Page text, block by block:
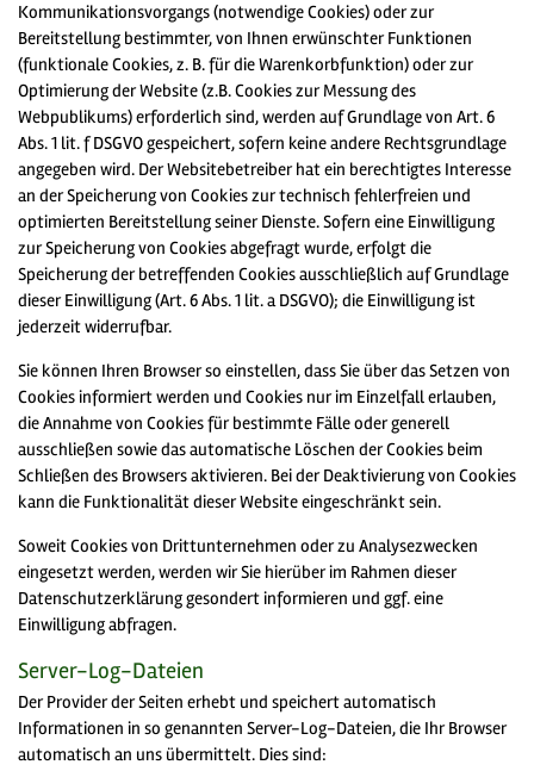
Kommunikationsvorgangs (notwendige Cookies) oder zur
Bereitstellung bestimmter, von Ihnen erwünschter Funktionen
(funktionale Cookies, z. B. für die Warenkorbfunktion) oder zur
Optimierung der Website (z.B. Cookies zur Messung des
Webpublikums) erforderlich sind, werden auf Grundlage von Art. 6
Abs. 1 lit. f DSGVO gespeichert, sofern keine andere Rechtsgrundlage
angegeben wird. Der Websitebetreiber hat ein berechtigtes Interesse
an der Speicherung von Cookies zur technisch fehlerfreien und
optimierten Bereitstellung seiner Dienste. Sofern eine Einwilligung
zur Speicherung von Cookies abgefragt wurde, erfolgt die
Speicherung der betreffenden Cookies ausschließlich auf Grundlage
dieser Einwilligung (Art. 6 Abs. 1 lit. a DSGVO); die Einwilligung ist
jederzeit widerrufbar.
Sie können Ihren Browser so einstellen, dass Sie über das Setzen von
Cookies informiert werden und Cookies nur im Einzelfall erlauben,
die Annahme von Cookies für bestimmte Fälle oder generell
ausschließen sowie das automatische Löschen der Cookies beim
Schließen des Browsers aktivieren. Bei der Deaktivierung von Cookies
kann die Funktionalität dieser Website eingeschränkt sein.
Soweit Cookies von Drittunternehmen oder zu Analysezwecken
eingesetzt werden, werden wir Sie hierüber im Rahmen dieser
Datenschutzerklärung gesondert informieren und ggf. eine
Einwilligung abfragen.
Server-Log-Dateien
Der Provider der Seiten erhebt und speichert automatisch
Informationen in so genannten Server-Log-Dateien, die Ihr Browser
automatisch an uns übermittelt. Dies sind: